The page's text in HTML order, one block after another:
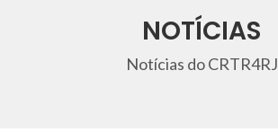
NOTÍCIAS
Notícias do CRTR4RJ